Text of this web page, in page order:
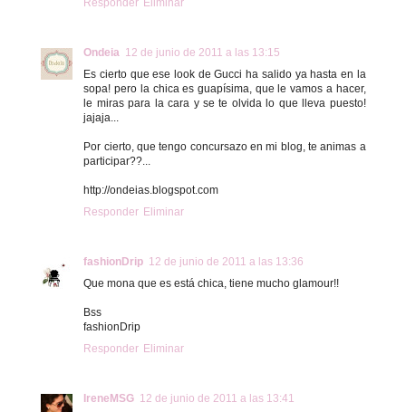
Responder Eliminar
Ondeia 12 de junio de 2011 a las 13:15
Es cierto que ese look de Gucci ha salido ya hasta en la
sopa! pero la chica es guapísima, que le vamos a hacer,
le miras para la cara y se te olvida lo que lleva puesto!
jajaja...
Por cierto, que tengo concursazo en mi blog, te animas a
participar??...
http://ondeias.blogspot.com
Responder Eliminar
fashionDrip 12 de junio de 2011 a las 13:36
Que mona que es está chica, tiene mucho glamour!!
Bss
fashionDrip
Responder Eliminar
IreneMSG 12 de junio de 2011 a las 13:41